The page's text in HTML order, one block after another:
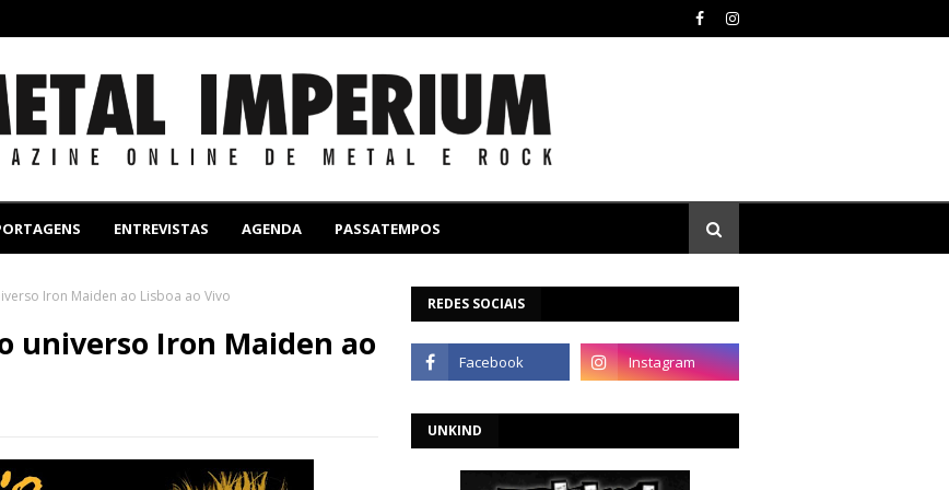
ENTREVISTAS AGENDA PASSATEMPOS
Iron Maiden ao Lisboa ao Vivo
universo Iron Maiden ao
REDES SOCIAIS
UNKIND